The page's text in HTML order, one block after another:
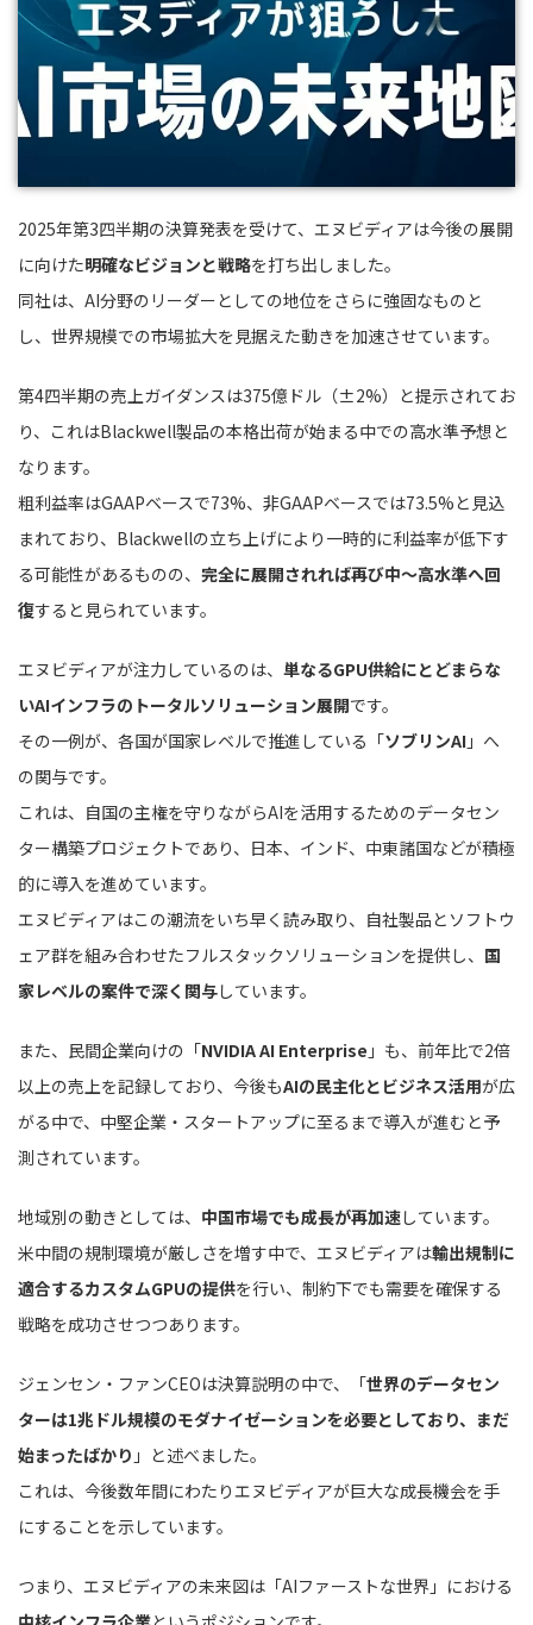
2025年第3四半期の決算発表を受けて、エヌビディアは今後の展開
に向けた明確なビジョンと戦略を打ち出しました。
同社は、AI分野のリーダーとしての地位をさらに強固なものと
し、世界規模での市場拡大を見据えた動きを加速させています。
第4四半期の売上ガイダンスは375億ドル（±2%）と提示されてお
り、これはBlackwell製品の本格出荷が始まる中での高水準予想と
なります。
粗利益率はGAAPベースで73%、非GAAPベースでは73.5%と見込
まれており、Blackwellの立ち上げにより一時的に利益率が低下す
る可能性があるものの、 完全に展開されれば再び中〜高水準へ回
復すると見られています。
エヌビディアが注力しているのは、 単なるGPU供給にとどまらな
いAIインフラのトータルソリューション展開です。
その一例が、各国が国家レベルで推進している「ソブリンAI 」へ
の関与です。
これは、自国の主権を守りながらAIを活用するためのデータセン
ター構築プロジェクトであり、日本、インド、中東諸国などが積極
的に導入を進めています。
エヌビディアはこの潮流をいち早く読み取り、自社製品とソフトウ
ェア群を組み合わせたフルスタックソリューションを提供し、 国
家レベルの案件で深く関与しています。
また、民間企業向けの「NVIDIA AI Enterprise 」も、前年比で2倍
以上の売上を記録しており、今後もAIの民主化とビジネス活用が広
がる中で、中堅企業・スタートアップに至るまで導入が進むと予
測されています。
地域別の動きとしては、 中国市場でも成長が再加速しています。
米中間の規制環境が厳しさを増す中で、エヌビディアは輸出規制に
適合するカスタムGPUの提供を行い、制約下でも需要を確保する
戦略を成功させつつあります。
ジェンセン・ファンCEOは決算説明の中で、「世界のデータセン
ターは1兆ドル規模のモダナイゼーションを必要としており、まだ
始まったばかり 」と述べました。
これは、今後数年間にわたりエヌビディアが巨大な成長機会を手
にすることを示しています。
つまり、エヌビディアの未来図は「AIファーストな世界」における